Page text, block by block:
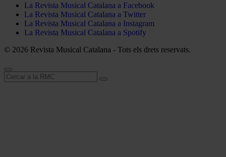
La Revista Musical Catalana a Facebook
La Revista Musical Catalana a Twitter
La Revista Musical Catalana a Instagram
La Revista Musical Catalana a Spotify
© 2026 Revista Musical Catalana - Tots els drets reservats.
Cerca